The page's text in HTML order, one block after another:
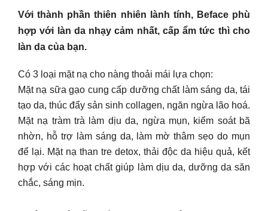
Với thành phần thiên nhiên lành tính, Beface phù
hợp với làn da nhạy cảm nhất, cấp ẩm tức thì cho
làn da của bạn.
Có 3 loại mặt nạ cho nàng thoải mái lựa chọn:
Mặt nạ sữa gạo cung cấp dưỡng chất làm sáng da, tái
tạo da, thúc đẩy sản sinh collagen, ngăn ngừa lão hoá.
Mặt nạ tràm trà làm dịu da, ngừa mụn, kiểm soát bã
nhờn, hỗ trợ làm sáng da, làm mờ thâm sẹo do mụn
để lại. Mặt nạ than tre detox, thải độc da hiệu quả, kết
hợp với các hoạt chất giúp làm dịu da, dưỡng da săn
chắc, sáng mịn.